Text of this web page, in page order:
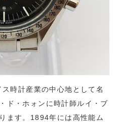
時計産業の中心地として名
ド・ホォンに時計師ルイ・ブ
ます。1894年には高性能ム